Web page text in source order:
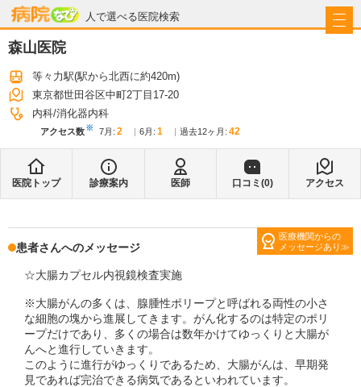
人で選べる医院検索
病院なび
森山医院
等々力駅(駅から北西に約420m)
東京都世田谷区中町2丁目17-20
内科 消化器内科
アクセス数※ 7月 : 2 6月 : 1 過去12ヶ月: 42
医院トップ 診療案内 医師 口コミ(0) アクセス
医療機関からの
メッセージあり
患者さんへのメッセージ
☆大腸カプセル内視鏡検査実施
※大腸がんの多くは、腺腫性ポリープと呼ばれる両性の小さ
な細胞の塊から進展してきます。がん化するのは特定のポリ
ープだけであり、多くの場合は数年かけてゆっくりと大腸が
んへと進行していきます。
このように進行がゆっくりであるため、大腸がんは、早期発
見であれば完治できる病気であるといわれています。